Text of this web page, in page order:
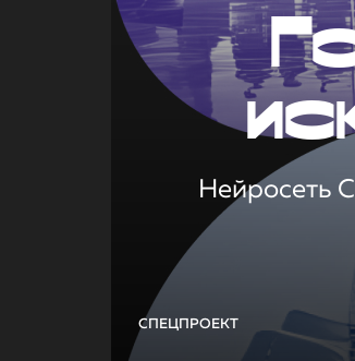
СПЕЦПРОЕКТ
Нейросеть